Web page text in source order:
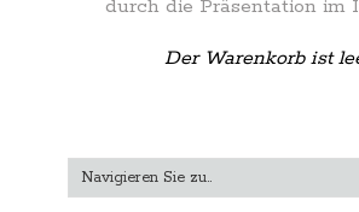
durch die Präsentation im
Der Warenkorb ist